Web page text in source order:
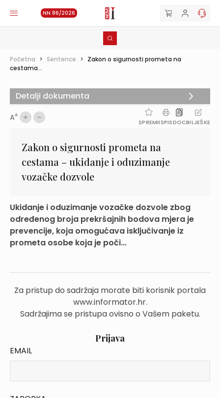
NN 86/2026
Početna > Sentence > Zakon o sigurnosti prometa na
cestama...
AA
SPREMIISPISDOCBILJEŠKE
Zakon o sigurnosti prometa na
cestama – ukidanje i oduzimanje
vozačke dozvole
Ukidanje i oduzimanje vozačke dozvole zbog
određenog broja prekršajnih bodova mjera je
prevencije, koja omogućava isključivanje iz
prometa osobe koja je poči...
Za pristup do sadržaja morate biti korisnik portala
www.informator.hr.
Sadržajima se pristupa ovisno o Vašem paketu.
Prijava
EMAIL
Detalji dokumenta